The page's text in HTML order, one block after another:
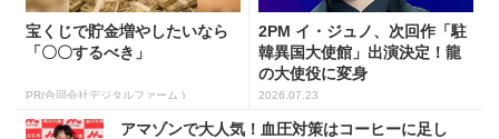
宝くじで貯金増やしたいなら
「〇〇するべき」
PR(合同会社デジタルファーム )
2PM イ・ジュノ、次回作「駐
韓異国大使館」出演決定！龍
の大使役に変身
2026.07.23
アマゾンで大人気！血圧対策はコーヒーに足し